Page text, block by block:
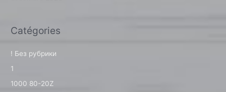
Catégories
! Без рубрики
1
1000 80-20Z